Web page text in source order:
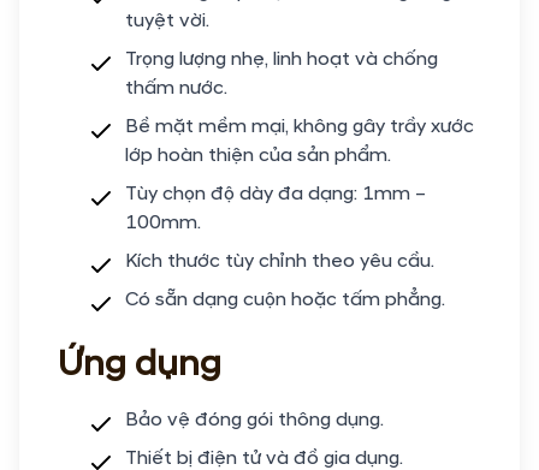
tuyệt vời.
Trọng lượng nhẹ, linh hoạt và chống
thấm nước.
Bề mặt mềm mại, không gây trầy xước
lớp hoàn thiện của sản phẩm.
Tùy chọn độ dày đa dạng: 1mm –
100mm.
Kích thước tùy chỉnh theo yêu cầu.
Có sẵn dạng cuộn hoặc tấm phẳng.
Ứng dụng
Bảo vệ đóng gói thông dụng.
Thiết bị điện tử và đồ gia dụng.